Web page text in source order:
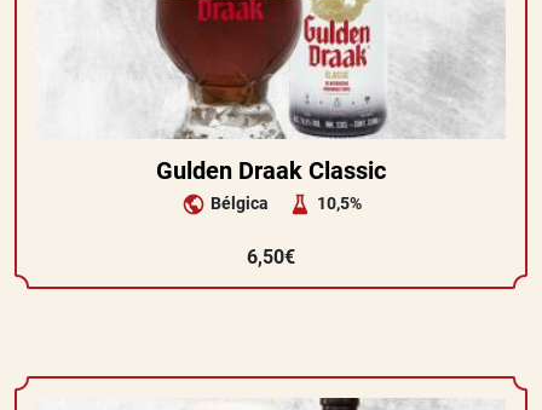
Gulden Draak Classic
Bélgica 10,5%
6,50€